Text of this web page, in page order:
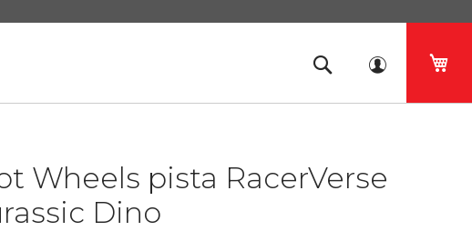
Wheels pista RacerVerse
Dino